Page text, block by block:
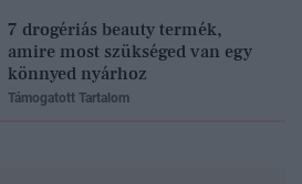
7 drogériás beauty termék,
amire most szükséged van egy
könnyed nyárhoz
Támogatott Tartalom